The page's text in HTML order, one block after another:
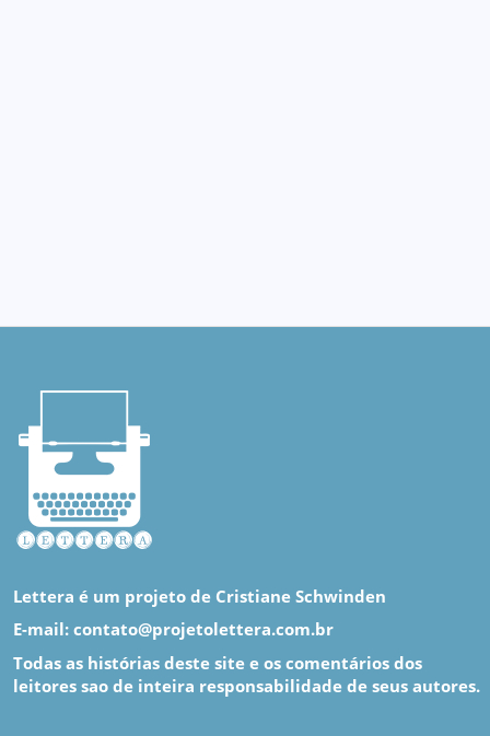
Lettera é um projeto de Cristiane Schwinden
E-mail: contato@projetolettera.com.br
Todas as histórias deste site e os comentários dos
leitores sao de inteira responsabilidade de seus autores.